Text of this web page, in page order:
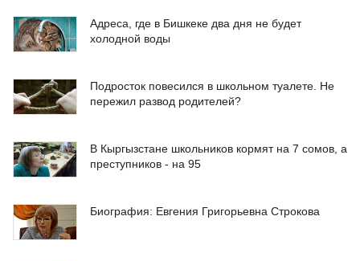
Адреса, где в Бишкеке два дня не будет
холодной воды
Подросток повесился в школьном туалете. Не
пережил развод родителей?
В Кыргызстане школьников кормят на 7 сомов, а
преступников - на 95
Биография: Евгения Григорьевна Строкова